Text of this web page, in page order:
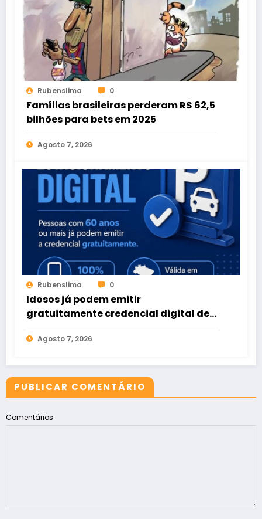
Rubenslima 0
Famílias brasileiras perderam R$ 62,5
bilhões para bets em 2025
Agosto 7, 2026
Rubenslima 0
Idosos já podem emitir
gratuitamente credencial digital de
estacionamento
Agosto 7, 2026
PUBLICAR COMENTÁRIO
Comentários